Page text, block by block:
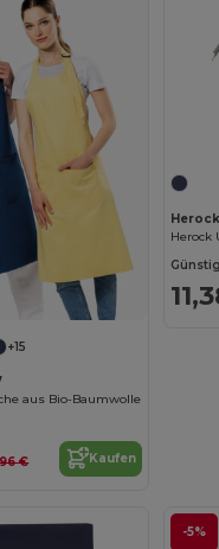
+15
aus Bio-Baumwolle
€ Kaufen
-5%